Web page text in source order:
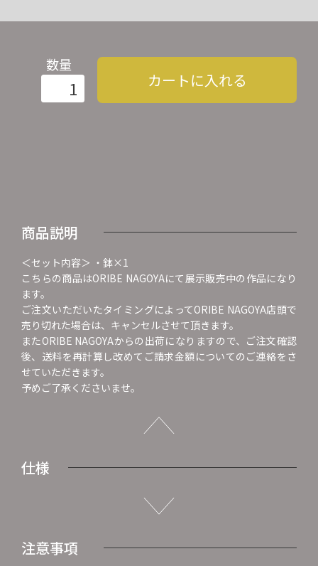
数量
カートに入れる
商品説明
＜セット内容＞ ・鉢×1
こちらの商品はORIBE NAGOYAにて展示販売中の作品になり
ます。
ご注文いただいたタイミングによってORIBE NAGOYA店頭で
売り切れた場合は、キャンセルさせて頂きます。
またORIBE NAGOYAからの出荷になりますので、ご注文確認
後、送料を再計算し改めてご請求金額についてのご連絡をさ
せていただきます。
予めご了承くださいませ。
仕様
注意事項